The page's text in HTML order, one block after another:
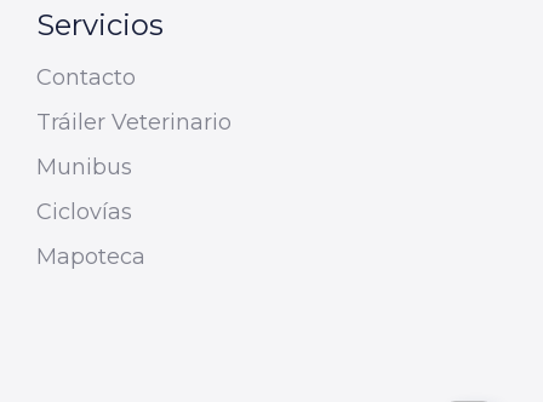
Servicios
Contacto
Tráiler Veterinario
Munibus
Ciclovías
Mapoteca